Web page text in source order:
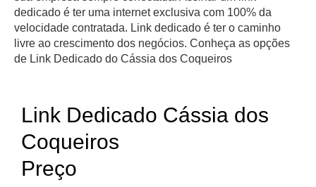
dedicado é ter uma internet exclusiva com 100% da
velocidade contratada. Link dedicado é ter o caminho
livre ao crescimento dos negócios. Conheça as opções
de Link Dedicado do Cássia dos Coqueiros
Link Dedicado Cássia dos
Coqueiros
Preço